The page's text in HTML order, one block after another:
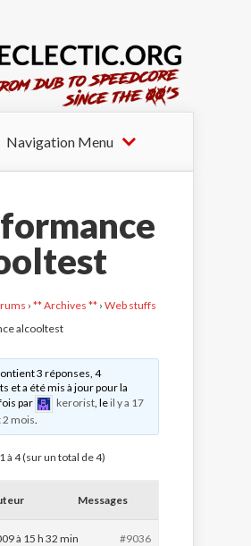
Navigation Menu
› ** Archives ** › Web stuffs
alcooltest
3 réponses, 4
et a été mis à jour pour la
par
kerorist , leil y a 17
2 mois
à 4 (sur un total de 4)
Messages
à 15 h 32 min #9036